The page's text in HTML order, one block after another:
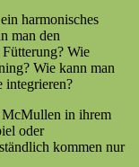
harmonisches
man den
Wie
Wie kann man
integrieren?
McMullen in ihrem
oder
kommen nur